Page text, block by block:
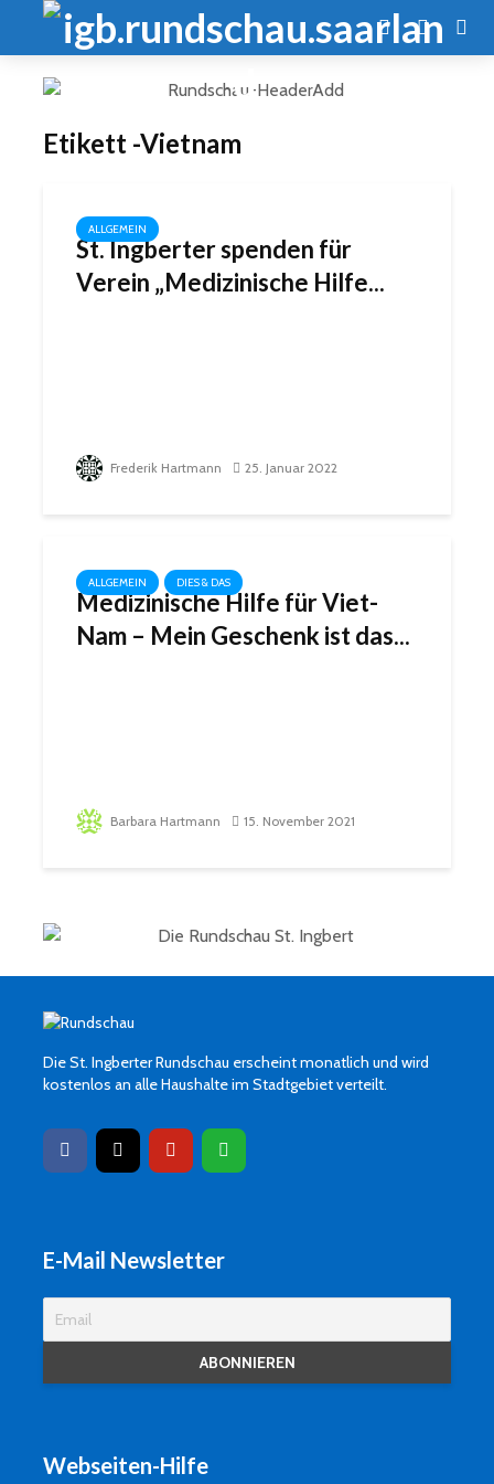
Etikett -Vietnam
ALLGEMEIN
St. Ingberter spenden für
Verein „Medizinische Hilfe...
Frederik Hartmann 25. Januar 2022
ALLGEMEIN DIES & DAS
Medizinische Hilfe für Viet-
Nam – Mein Geschenk ist das...
Barbara Hartmann 15. November 2021
Die St. Ingberter Rundschau erscheint monatlich und wird
kostenlos an alle Haushalte im Stadtgebiet verteilt.
E-Mail Newsletter
Webseiten-Hilfe